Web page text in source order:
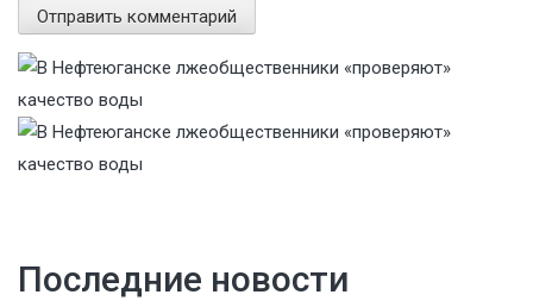
Последние новости